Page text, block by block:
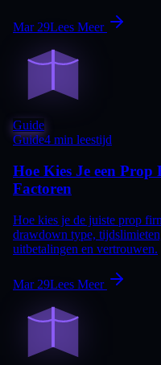
Mar 29Lees Meer
Guide
Guide4 min leestijd
Hoe Kies Je een Prop
Factoren
Hoe kies je de juiste prop
drawdown type,
uitbetalingen en vertrouwen.
Mar 29Lees Meer